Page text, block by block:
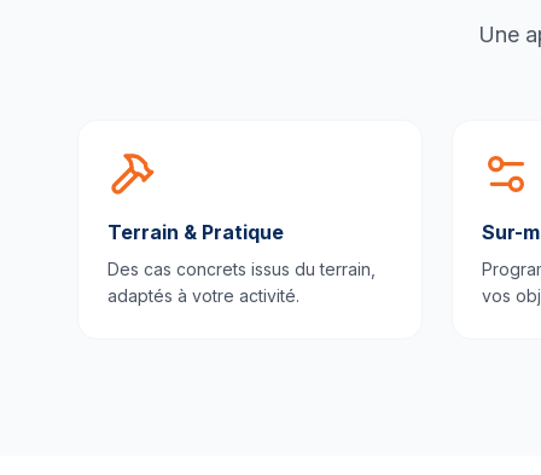
Une
Terrain & Pratique
Des cas concrets issus du terrain,
adaptés à votre activité.
Sur-
vos